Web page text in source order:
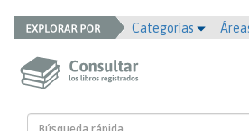
Categorías